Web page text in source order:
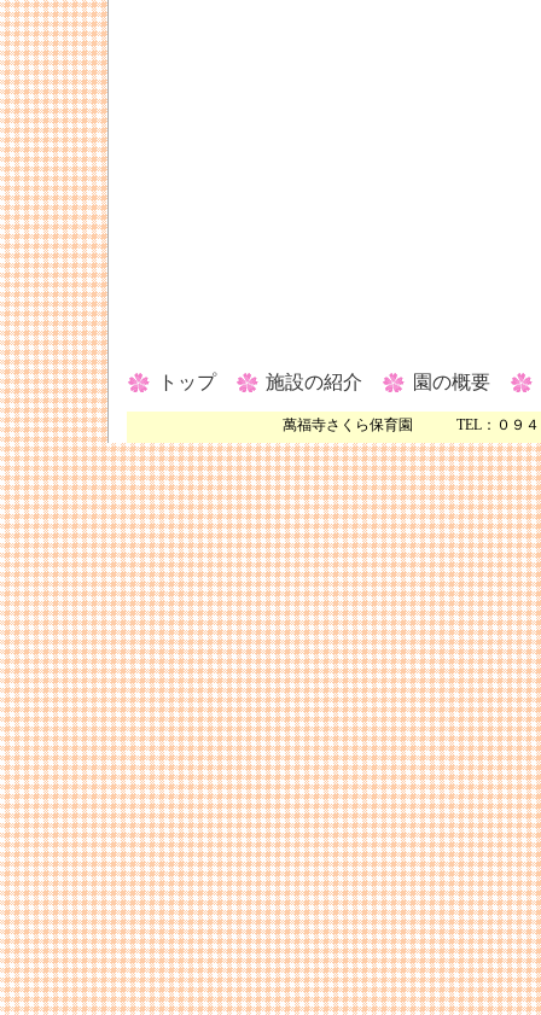
トップ 施設の紹介 園の概要
萬福寺さくら保育園 TEL：０９４